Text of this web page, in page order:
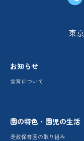
東
お知らせ
食育について
園の特色・園児の生活
是政保育園の取り組み